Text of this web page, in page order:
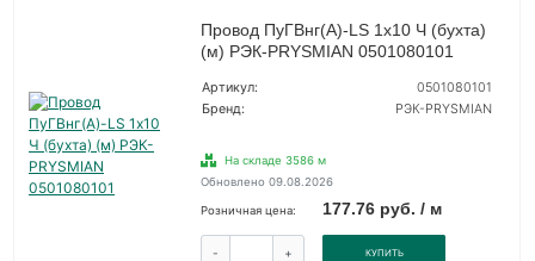
Провод ПуГВнг(А)-LS 1х10 Ч (бухта)
(м) РЭК-PRYSMIAN 0501080101
Артикул:
0501080101
Бренд:
РЭК-PRYSMIAN
На складе 3586 м
Обновлено 09.08.2026
Розничная цена: 177.76 руб. / м
- + КУПИТЬ